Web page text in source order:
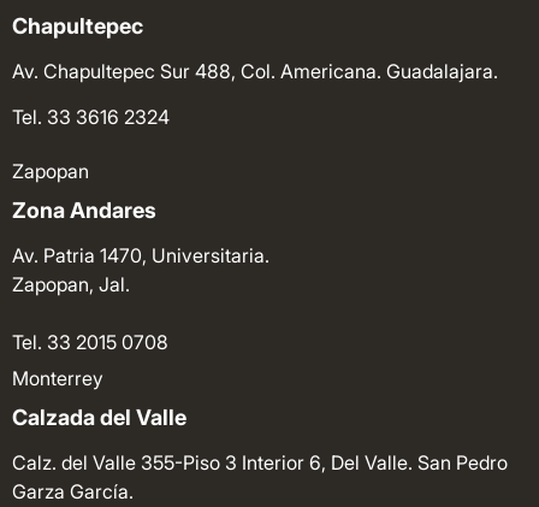
Chapultepec
Av. Chapultepec Sur 488, Col. Americana. Guadalajara.
Tel. 33 3616 2324
Zapopan
Zona Andares
Av. Patria 1470, Universitaria.
Zapopan, Jal.
Tel. 33 2015 0708
Monterrey
Calzada del Valle
Calz. del Valle 355-Piso 3 Interior 6, Del Valle. San Pedro
Garza García.